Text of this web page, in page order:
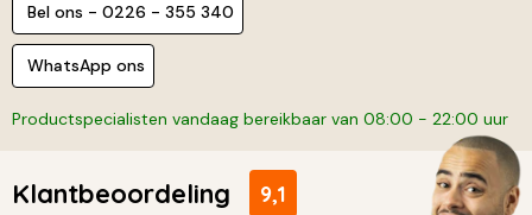
Bel ons - 0226 - 355 340
WhatsApp ons
Productspecialisten vandaag bereikbaar van 08:00 - 22:00 uur
Klantbeoordeling 9,1